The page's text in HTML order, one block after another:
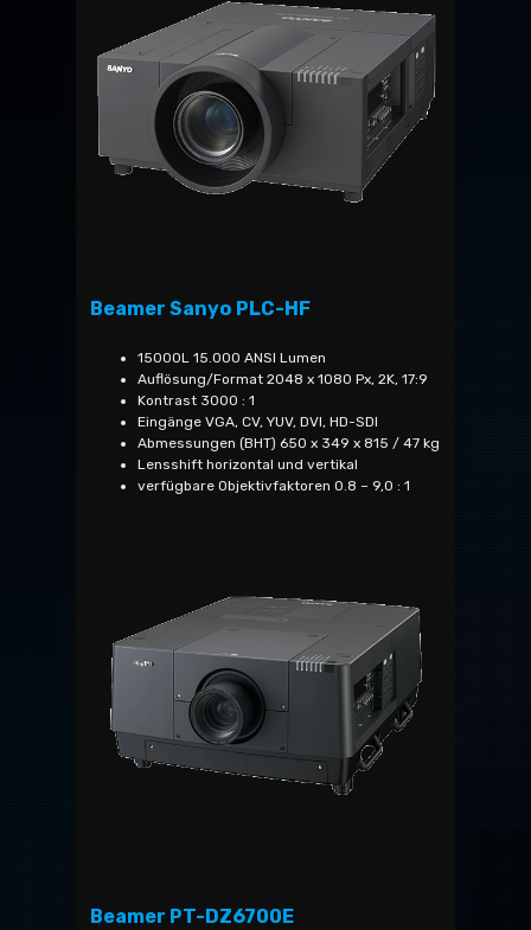
Beamer Sanyo PLC-HF
15000L 15.000 ANSI Lumen
Auflösung/Format 2048 x 1080 Px, 2K, 17:9
Kontrast 3000 : 1
Eingänge VGA, CV, YUV, DVI, HD-SDI
Abmessungen (BHT) 650 x 349 x 815 / 47 kg
Lensshift horizontal und vertikal
verfügbare Objektivfaktoren 0.8 – 9,0 : 1
Beamer PT-DZ6700E